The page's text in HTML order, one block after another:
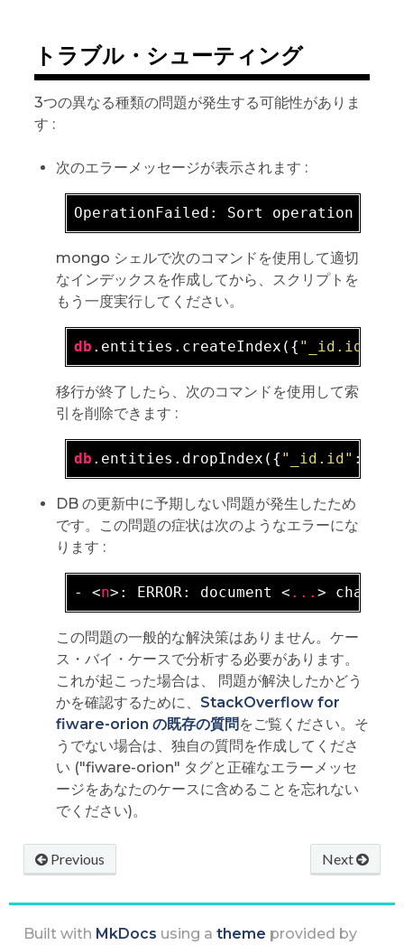
トラブル・シューティング
3つの異なる種類の問題が発生する可能性がありま
す :
次のエラーメッセージが表示されます :
OperationFailed: Sort operation
mongo シェルで次のコマンドを使用して適切
なインデックスを作成してから、スクリプトを
もう一度実行してください。
db .entities.createIndex({ "_id.id"
移行が終了したら、次のコマンドを使用して索
引を削除できます :
db .entities.dropIndex({ "_id.id" : 1,
DB の更新中に予期しない問題が発生したため
です。この問題の症状は次のようなエラーにな
ります :
- <n> : ERROR: document < ...>
この問題の一般的な解決策はありません。ケー
ス・バイ・ケースで分析する必要があります。
これが起こった場合は、 問題が解決したかどう
かを確認するために、 StackOverflow for
fiware-orion の既存の質問 をご覧ください。そ
うでない場合は、独自の質問を作成してくださ
い ("fiware-orion" タグと正確なエラーメッセ
ージをあなたのケースに含めることを忘れない
でください)。
Next
Previous
Built with MkDocs using a theme provided by